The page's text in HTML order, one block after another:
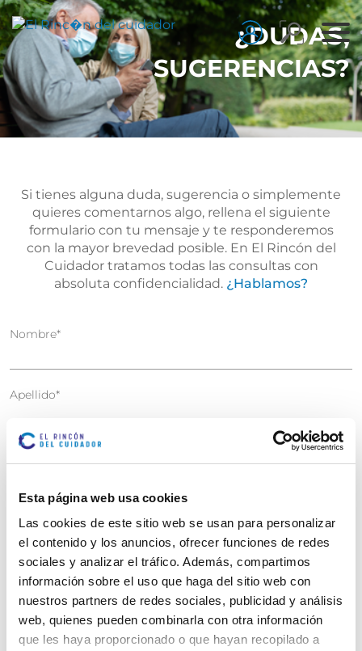
Esta página web usa cookies
Las cookies de este sitio web se usan para personalizar
el contenido y los anuncios, ofrecer funciones de redes
sociales y analizar el tráfico. Además, compartimos
información sobre el uso que haga del sitio web con
nuestros partners de redes sociales, publicidad y análisis
web, quienes pueden combinarla con otra información
que les haya proporcionado o que hayan recopilado a
¿DUDAS,
SUGERENCIAS?
Si tienes alguna duda, sugerencia o simplemente
quieres comentarnos algo, rellena el siguiente
formulario con tu mensaje y te responderemos
con la mayor brevedad posible. En El Rincón del
Cuidador tratamos todas las consultas con
absoluta confidencialidad. ¿Hablamos?
Nombre*
Apellido*
Mensaje